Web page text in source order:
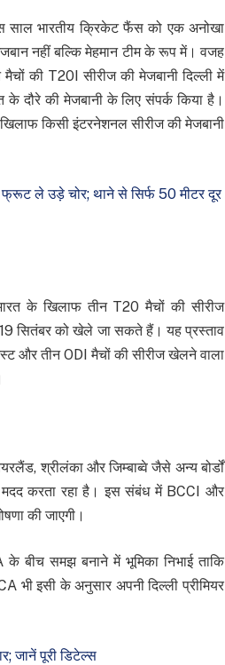
साल भारतीय क्रिकेट फैंस को एक अनोखा
नहीं बल्कि मेहमान टीम के रूप में। वजह
की T20I सीरीज की मेजबानी दिल्ली में
के दौरे की मेजबानी के लिए संपर्क किया है।
किसी इंटरनेशनल सीरीज की मेजबानी
फ्रूट ले उड़े चोर; थाने से सिर्फ 50 मीटर दूर
के खिलाफ तीन T20 मैचों की सीरीज
19 सितंबर को खेले जा सकते हैं। यह प्रस्ताव
और तीन ODI मैचों की सीरीज खेलने वाला
श्रीलंका और जिम्बाब्वे जैसे अन्य बोर्डों
मदद करता रहा है। इस संबंध में BCCI और
की जाएगी।
बीच समझ बनाने में भूमिका निभाई ताकि
भी इसी के अनुसार अपनी दिल्ली प्रीमियर
जानें पूरी डिटेल्स